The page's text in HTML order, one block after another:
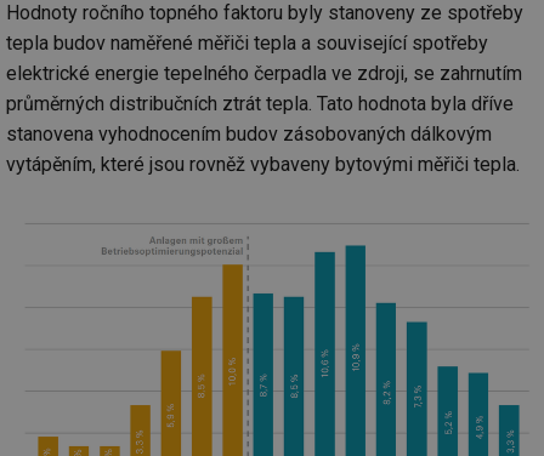
Hodnoty ročního topného faktoru byly stanoveny ze spotřeby
tepla budov naměřené měřiči tepla a související spotřeby
elektrické energie tepelného čerpadla ve zdroji, se zahrnutím
průměrných distribučních ztrát tepla. Tato hodnota byla dříve
stanovena vyhodnocením budov zásobovaných dálkovým
vytápěním, které jsou rovněž vybaveny bytovými měřiči tepla.